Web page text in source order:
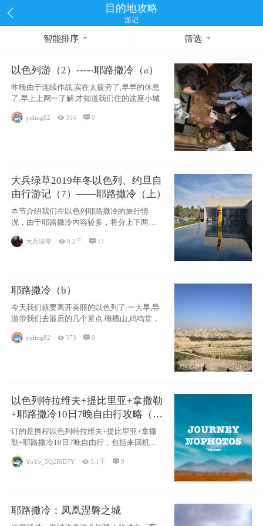
目的地攻略
游记
智能排序 筛选
以色列游（2）-----耶路撒冷（a）
昨晚由于连续作战,实在太疲劳了,早早的休息
了.早上上网一了解,才知道我们住的这座小城
yiding82  314 0
大兵绿草2019年冬以色列、约旦自
由行游记（7）——耶路撒冷（上）
本节介绍我们在以色列耶路撒冷的旅行情
况，由于耶路撒冷内容较多，将分上下两节
大兵绿草 8.2千  11
耶路撒冷（b）
今天我们就要离开美丽的以色列了.一大早,导
游带我们去最后的几个景点.橄榄山,鸡鸣堂，
yiding82 373 0
以色列特拉维夫+提比里亚+拿撒勒
+耶路撒冷10日7晚自由行攻略（交
通和住宿为主）
订的是携程以色列特拉维夫+提比里亚+拿撒
勒+耶路撒冷10日7晚自由行，包括来回机票
YoYo_5Q2I6D7Y  5.1千 9
耶路撒冷：凤凰涅磐之城